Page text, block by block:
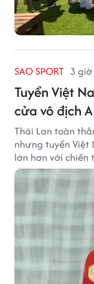
SAO SPORT 3
Tuyển Việt
cửa vô địch
Thái Lan toàn
nhưng tuyển Việt
lớn hơn với chiến